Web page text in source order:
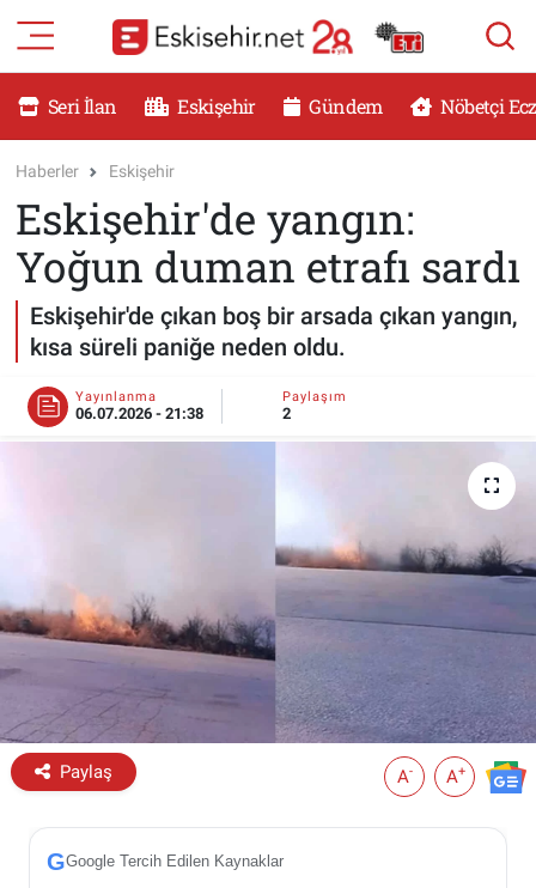
Seri İlan Eskişehir Gündem Nöbetçi
Haberler Eskişehir
Eskişehir'de yangın:
Yoğun duman etrafı sardı
Eskişehir'de çıkan boş bir arsada çıkan yangın,
kısa süreli paniğe neden oldu.
Yayınlanma
06.07.2026 - 21:38
Paylaşım
2
Paylaş A- A+
GGoogle Tercih Edilen Kaynaklar
RESMİ İLANLAR
DÜNYA
SAĞLIK
MAGAZİN
KADIN
ESKİŞEHİR NÖBETÇİ ECZANELER
Eskişehir Haber İçerikleri
Eskişehir Hava Durumu
Eskişehir Tramvay Saatleri
Eskişehir Otobüs Saatleri
Eskişehir Nöbetçi Eczaneler
Eskişehir Namaz Vakitleri
Eskişehir Trafik Yoğunluk Haritası
Süper Lig Puan Durumu ve Fikstür
Tüm Manşetler